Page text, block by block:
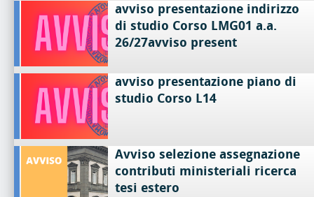
avviso presentazione indirizzo
di studio Corso LMG01 a.a.
26/27avviso present
avviso presentazione piano di
studio Corso L14
Avviso selezione assegnazione
contributi ministeriali ricerca
tesi estero